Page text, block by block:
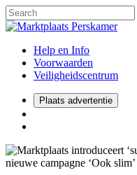
Help en Info
Voorwaarden
Veiligheidscentrum
Plaats advertentie